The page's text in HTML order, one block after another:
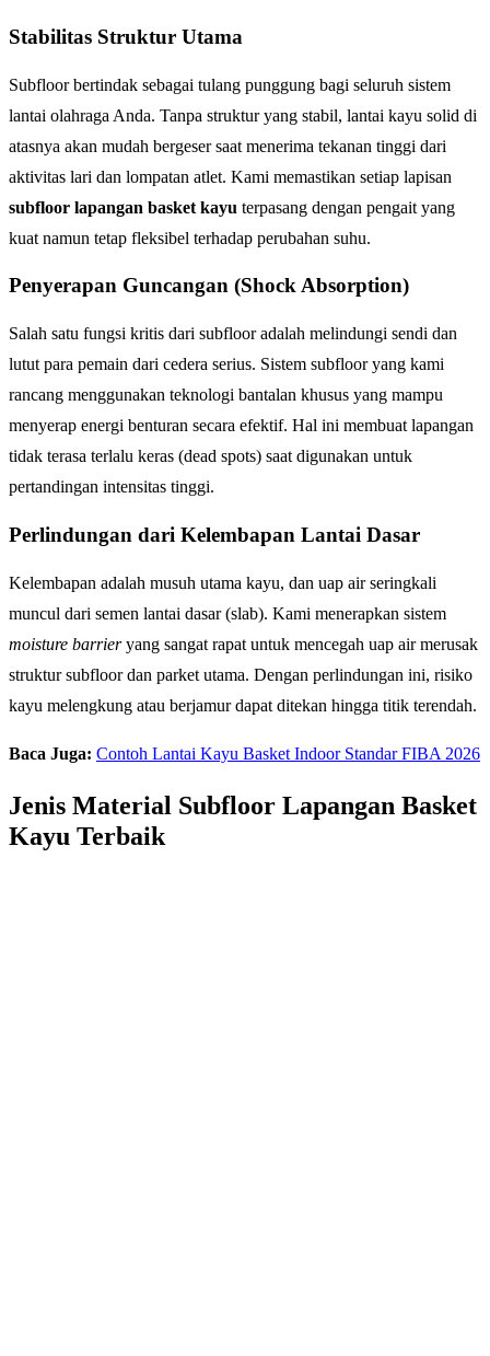
Stabilitas Struktur Utama
Subfloor bertindak sebagai tulang punggung bagi seluruh sistem
lantai olahraga Anda. Tanpa struktur yang stabil, lantai kayu solid di
atasnya akan mudah bergeser saat menerima tekanan tinggi dari
aktivitas lari dan lompatan atlet. Kami memastikan setiap lapisan
subfloor lapangan basket kayu terpasang dengan pengait yang
kuat namun tetap fleksibel terhadap perubahan suhu.
Penyerapan Guncangan (Shock Absorption)
Salah satu fungsi kritis dari subfloor adalah melindungi sendi dan
lutut para pemain dari cedera serius. Sistem subfloor yang kami
rancang menggunakan teknologi bantalan khusus yang mampu
menyerap energi benturan secara efektif. Hal ini membuat lapangan
tidak terasa terlalu keras (dead spots) saat digunakan untuk
pertandingan intensitas tinggi.
Perlindungan dari Kelembapan Lantai Dasar
Kelembapan adalah musuh utama kayu, dan uap air seringkali
muncul dari semen lantai dasar (slab). Kami menerapkan sistem
moisture barrieryang sangat rapat untuk mencegah uap air merusak
struktur subfloor dan parket utama. Dengan perlindungan ini, risiko
kayu melengkung atau berjamur dapat ditekan hingga titik terendah.
Baca Juga: Contoh Lantai Kayu Basket Indoor Standar FIBA 2026
Jenis Material Subfloor Lapangan Basket
Kayu Terbaik